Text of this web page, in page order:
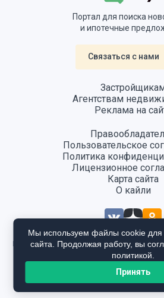
Портал для поиска
и ипотечные
Связаться с нами
Агентствам
Реклама на
Пользовательское
Политика
Лицензионное
Карта сайта
О кайли
Информация, размещенная на сайте, не
и предоставляется в
подробной информации общайтесь в
Мы используем файлы cookie для
сайта. Продолжая работу, вы
политикой.
Принять